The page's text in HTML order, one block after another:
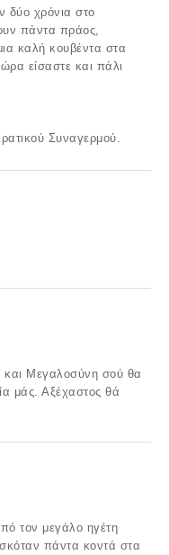
δύο χρόνια στο
πάντα πράος,
καλή κουβέντα στα
είσαστε και πάλι
Συναγερμού.
και Μεγαλοσύνη σού θα
μάς. Αξέχαστος θά
τον μεγάλο ηγέτη
πάντα κοντά στα